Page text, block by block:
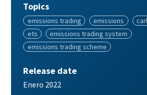
Topics
Topics
emissions trading emissions
ets
emissions trading system
emissions trading scheme
Release date
Release
Enero 2022